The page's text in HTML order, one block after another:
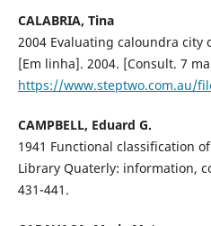
CALABRIA, Tina
2004 Evaluating caloundra city
[Em linha]. 2004. [Consult. 7
https://www.steptwo.com.au/
CAMPBELL, Eduard G.
1941 Functional classification
Library Quaterly: information,
431-441.